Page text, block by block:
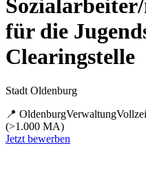
für die
Clearingstelle
Stadt Oldenburg
📍 OldenburgVerwaltung
(>1.000 MA)
Jetzt bewerben